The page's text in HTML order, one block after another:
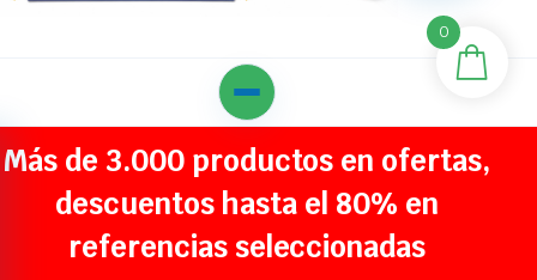
Más de 3.000 productos en ofertas,
descuentos hasta el 80% en
referencias seleccionadas
0